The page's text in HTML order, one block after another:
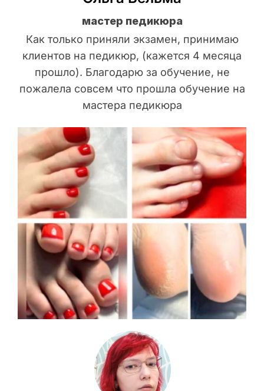
мастер педикюра
Как только приняли экзамен, принимаю
клиентов на педикюр, (кажется 4 месяца
прошло). Благодарю за обучение, не
пожалела совсем что прошла обучение на
мастера педикюра